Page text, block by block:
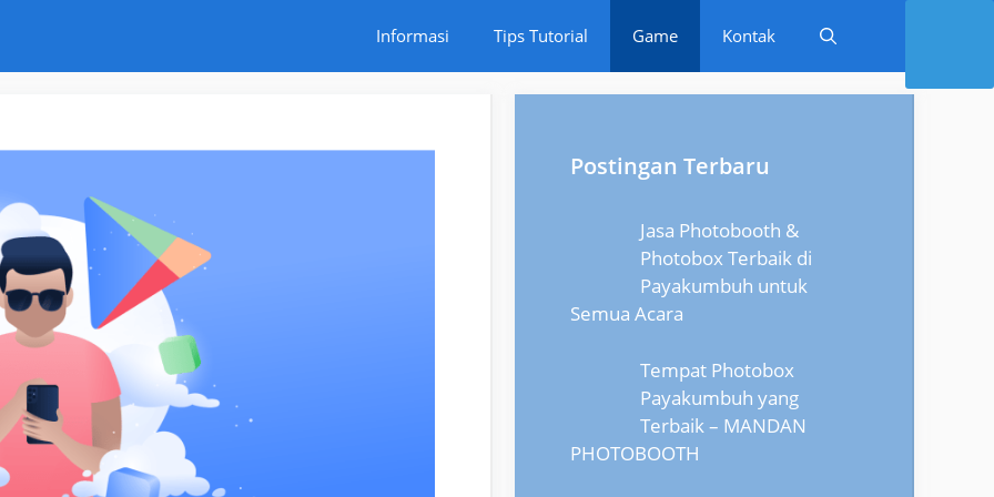
Informasi Tips Tutorial Game Kontak
Postingan Terbaru
Jasa Photobooth &
Photobox Terbaik di
Payakumbuh untuk
Semua Acara
Tempat Photobox
Payakumbuh yang
Terbaik – MANDAN
PHOTOBOOTH